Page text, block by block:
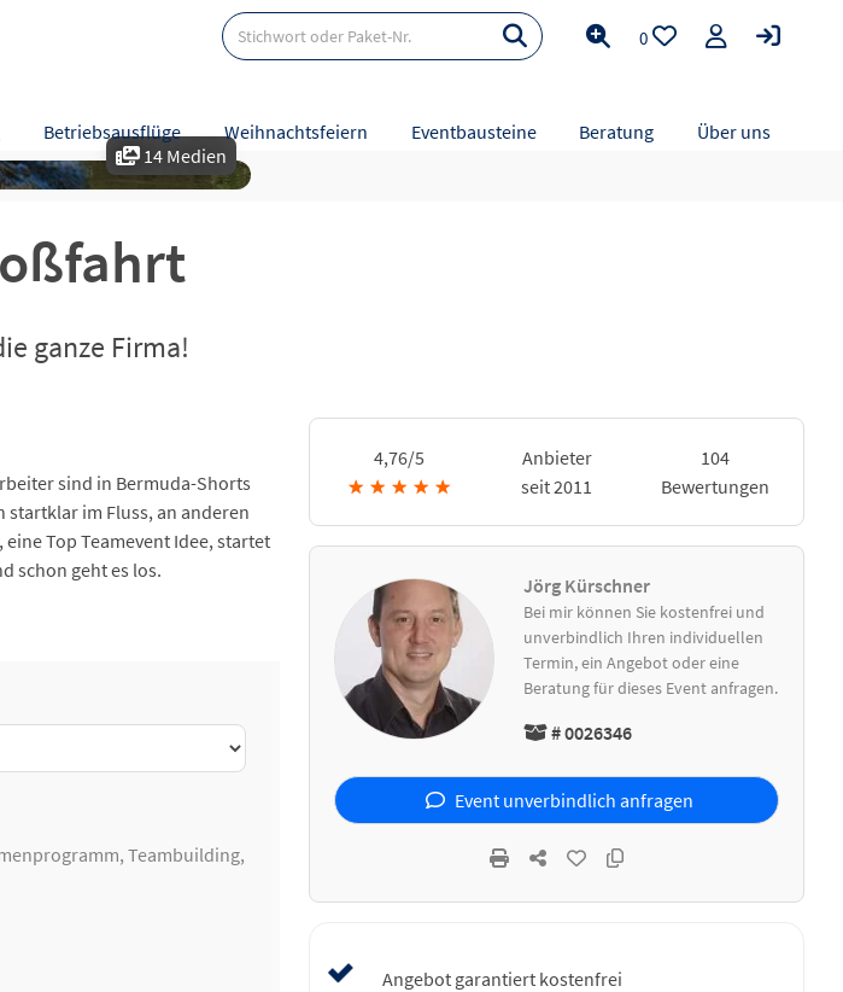
Betriebsausflüge Weihnachtsfeiern Eventbausteine Beratung Über uns
0
14 Medien
ganze Firma!
Bewertungen
sind in Bermuda-Shorts
startklar im Fluss, an anderen
Top Teamevent Idee, startet
schon geht es los.
Teambuilding,
4,76/5
★ ★ ★ ★ ★
Anbieter
seit 2011
104
Bewertungen
Jörg Kürschner
Bei mir können Sie kostenfrei und
unverbindlich Ihren individuellen
Termin, ein Angebot oder eine
Beratung für dieses Event anfragen.
# 0026346
Event unverbindlich anfragen
Angebot garantiert kostenfrei